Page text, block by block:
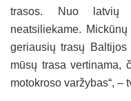
trasos. Nuo latvių
neatsiliekame.
geriausių trasų
mūsų trasa vertinama,
motokroso varžybas“, –